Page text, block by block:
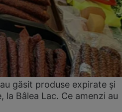
găsit produse expirate și
la Bâlea Lac. Ce amenzi au